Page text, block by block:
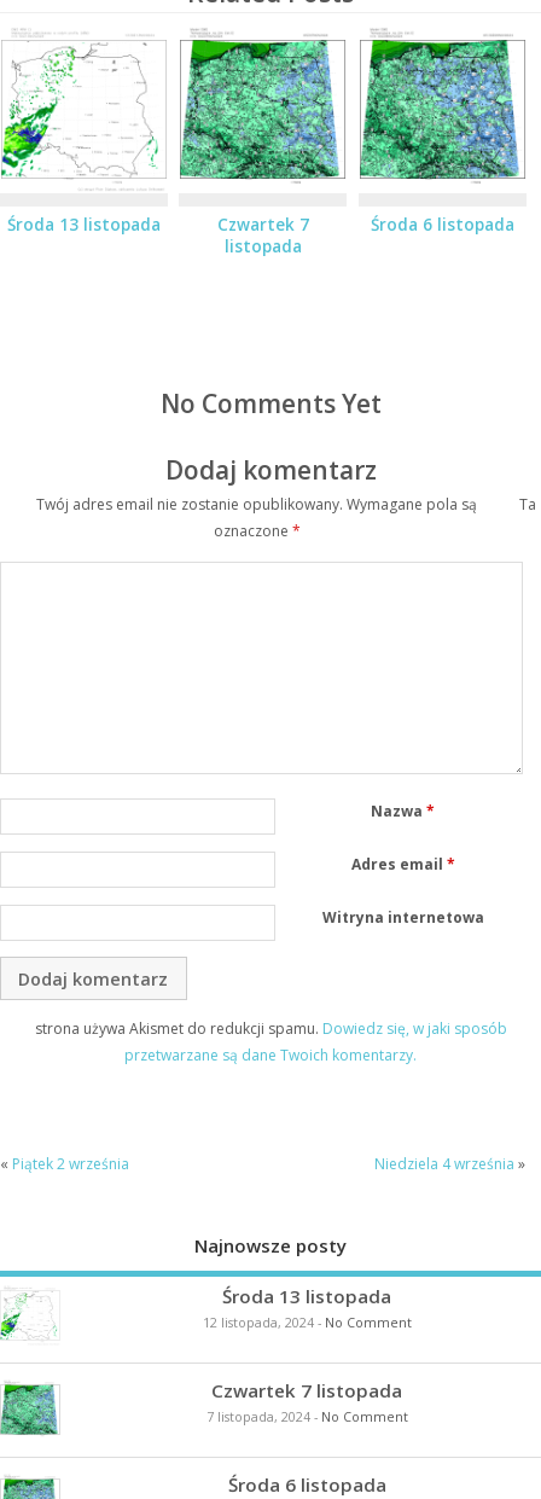
Środa 13 listopada
Czwartek 7
listopada
Środa 6 listopada
No Comments Yet
Dodaj komentarz
Twój adres email nie zostanie opublikowany. Wymagane pola są
oznaczone *
Nazwa*
Adres email *
Witryna internetowa
Ta
strona używa Akismet do redukcji spamu. Dowiedz się, w jaki sposób
przetwarzane są dane Twoich komentarzy.
« Piątek 2 września Niedziela 4 września »
Najnowsze posty
Środa 13 listopada
12 listopada, 2024- No Comment
Czwartek 7 listopada
7 listopada, 2024- No Comment
Środa 6 listopada